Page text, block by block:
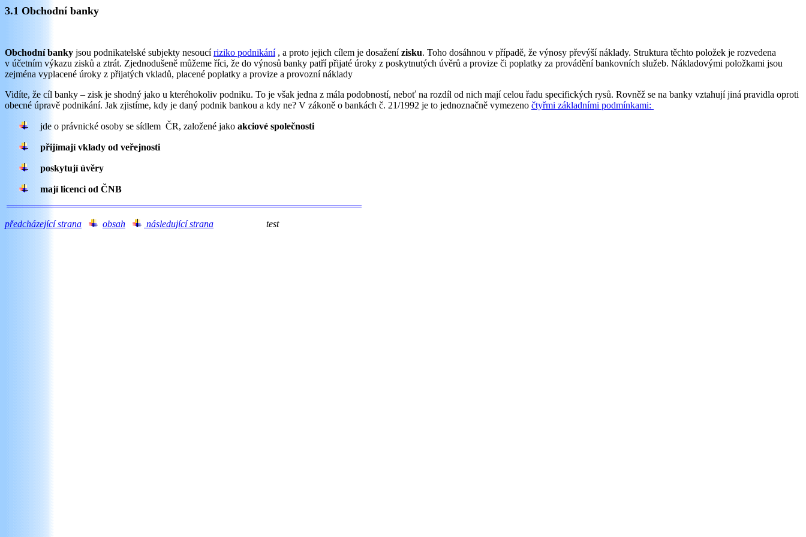
3.1 Obchodní banky
Obchodní banky jsou podnikatelské subjekty nesoucíriziko podnikání, a proto jejich cílem je dosaženízisku. Toho dosáhnou v případě, že výnosy převýší náklady. Struktura těchto položek je rozvedena
v účetním výkazu zisků a ztrát. Zjednodušeně můžeme říci, že do výnosů banky patří přijaté úroky z poskytnutých úvěrů a provize či poplatky za provádění bankovních služeb. Nákladovými položkami jsou
zejména vyplacené úroky z přijatých vkladů, placené poplatky a provize a provozní náklady
Vidíte, že cíl banky – zisk je shodný jako u kteréhokoliv podniku. To je však jedna z mála podobností, neboť na rozdíl od nich mají celou řadu specifických rysů. Rovněž se na banky vztahují jiná pravidla oproti
obecné úpravě podnikání. Jak zjistíme, kdy je daný podnik bankou a kdy ne? V zákoně o bankách č. 21/1992 je to jednoznačně vymezeno čtyřmi základními podmínkami:
jde o právnické osoby se sídlem ČR, založené jako akciové společnosti
přijímají vklady od veřejnosti
poskytují úvěry
mají licenci od ČNB
předcházející strana obsah následující strana test